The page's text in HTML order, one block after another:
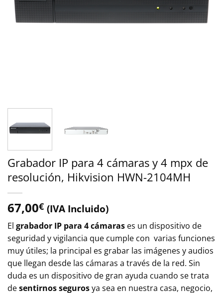
Grabador IP para 4 cámaras y 4 mpx de
resolución, Hikvision HWN-2104MH
67,00€ (IVA Incluido)
El grabador IP para 4 cámaras es un dispositivo de
seguridad y vigilancia que cumple con varias funciones
muy útiles; la principal es grabar las imágenes y audios
que llegan desde las cámaras a través de la red. Sin
duda es un dispositivo de gran ayuda cuando se trata
desentirnos segurosya sea en nuestra casa, negocio,